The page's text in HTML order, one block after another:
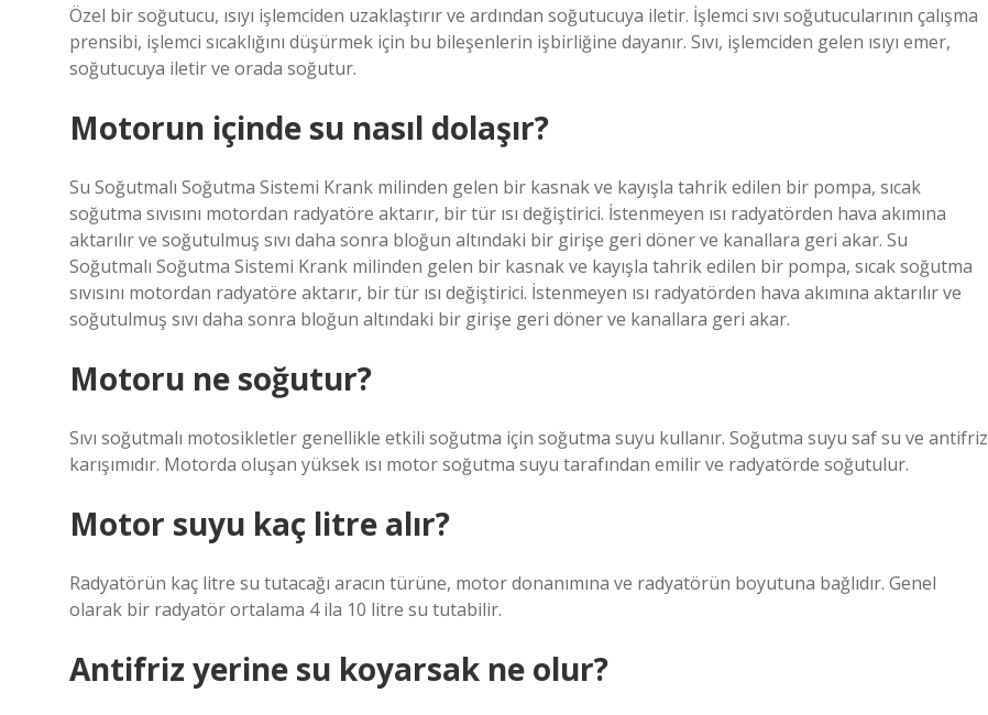
Özel bir soğutucu, ısıyı işlemciden uzaklaştırır ve ardından soğutucuya iletir. İşlemci sıvı soğutucularının çalışma
prensibi, işlemci sıcaklığını düşürmek için bu bileşenlerin işbirliğine dayanır. Sıvı, işlemciden gelen ısıyı emer,
soğutucuya iletir ve orada soğutur.
Motorun içinde su nasıl dolaşır?
Su Soğutmalı Soğutma Sistemi Krank milinden gelen bir kasnak ve kayışla tahrik edilen bir pompa, sıcak
soğutma sıvısını motordan radyatöre aktarır, bir tür ısı değiştirici. İstenmeyen ısı radyatörden hava akımına
aktarılır ve soğutulmuş sıvı daha sonra bloğun altındaki bir girişe geri döner ve kanallara geri akar. Su
Soğutmalı Soğutma Sistemi Krank milinden gelen bir kasnak ve kayışla tahrik edilen bir pompa, sıcak soğutma
sıvısını motordan radyatöre aktarır, bir tür ısı değiştirici. İstenmeyen ısı radyatörden hava akımına aktarılır ve
soğutulmuş sıvı daha sonra bloğun altındaki bir girişe geri döner ve kanallara geri akar.
Motoru ne soğutur?
Sıvı soğutmalı motosikletler genellikle etkili soğutma için soğutma suyu kullanır. Soğutma suyu saf su ve antifriz
karışımıdır. Motorda oluşan yüksek ısı motor soğutma suyu tarafından emilir ve radyatörde soğutulur.
Motor suyu kaç litre alır?
Radyatörün kaç litre su tutacağı aracın türüne, motor donanımına ve radyatörün boyutuna bağlıdır. Genel
olarak bir radyatör ortalama 4 ila 10 litre su tutabilir.
Antifriz yerine su koyarsak ne olur?